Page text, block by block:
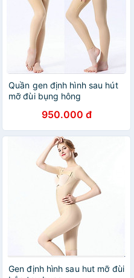
Quần gen định hình sau hút
mỡ đùi bụng hông
950.000 đ
Gen định hình sau hut mỡ đùi